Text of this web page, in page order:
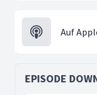
Auf
EPISODE